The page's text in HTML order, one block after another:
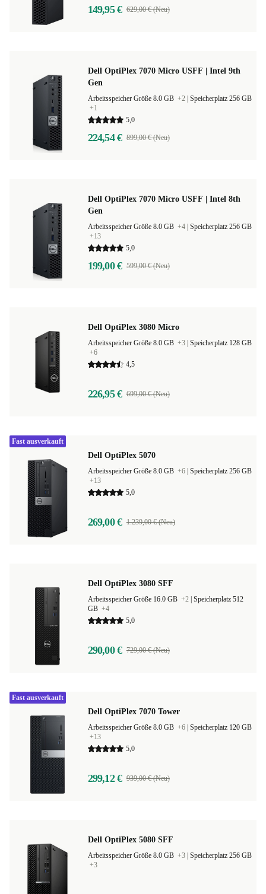
149,95 € 629,00 € (Neu)
Dell OptiPlex 7070 Micro USFF | Intel 9th
Gen
Arbeitsspeicher Größe 8.0 GB +2 Speicherplatz 256 GB
+1
5,0
224,54 € 899,00 € (Neu)
Dell OptiPlex 7070 Micro USFF | Intel 8th
Gen
Arbeitsspeicher Größe 8.0 GB +4 Speicherplatz 256 GB
+13
5,0
199,00 € 599,00 € (Neu)
Dell OptiPlex 3080 Micro
Arbeitsspeicher Größe 8.0 GB +3 Speicherplatz 128 GB
+6
4,5
226,95 € 699,00 € (Neu)
Dell OptiPlex 5070
Arbeitsspeicher Größe 8.0 GB +6 Speicherplatz 256 GB
+13
5,0
269,00 € 1.239,00 € (Neu)
Fast ausverkauft
Dell OptiPlex 3080 SFF
Arbeitsspeicher Größe 16.0 GB +2 Speicherplatz 512
GB +4
5,0
290,00 € 729,00 € (Neu)
Dell OptiPlex 7070 Tower
Arbeitsspeicher Größe 8.0 GB +6 Speicherplatz 120 GB
+13
5,0
299,12 € 939,00 € (Neu)
Fast ausverkauft
Dell OptiPlex 5080 SFF
Arbeitsspeicher Größe 8.0 GB +3 Speicherplatz 256 GB
+3